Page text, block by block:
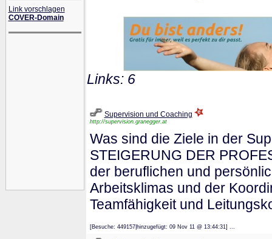
Link vorschlagen
COVER-Domain
Links: 6
Supervision und Coaching
http://supervision.granegger.at
Was sind die Ziele in der
STEIGERUNG DER
der beruflichen und
Arbeitsklimas und der
Teamfähigkeit und
[Besuche: 449157|hinzugefügt: 09 Nov 11 @ 13:44:31] ...